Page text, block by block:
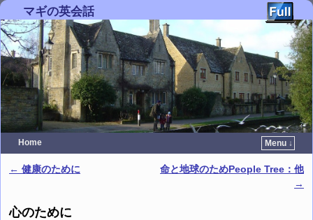
マギの英会話
Home
Menu ↓
Post navigation
← 健康のために
命と地球のためPeople Tree：他
→
心のために